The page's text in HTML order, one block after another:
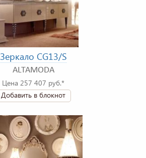
Зеркало CG13/S
ALTAMODA
Цена 257 407 руб.*
Добавить в блокнот